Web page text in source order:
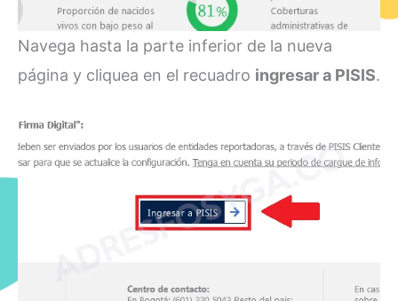
Navega hasta la parte inferior de la nueva
página y cliquea en el recuadro ingresar a PISIS.